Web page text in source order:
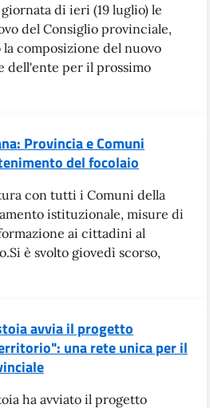
di ieri (19 luglio) le
del Consiglio provinciale,
composizione del nuovo
dell'ente per il prossimo
Provincia e Comuni
del focolaio
con tutti i Comuni della
istituzionale, misure di
ai cittadini al
è svolto giovedì scorso,
avvia il progetto
una rete unica per il
ha avviato il progetto